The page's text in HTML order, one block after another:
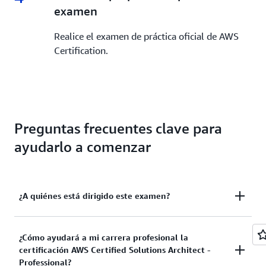
examen
Realice el examen de práctica oficial de AWS
Certification.
Preguntas frecuentes clave para
ayudarlo a comenzar
¿A quiénes está dirigido este examen?
recomendada previa a la realización de este examen
es de 2 o más años de experiencia en el uso de los
¿Cómo ayudará a mi carrera profesional la
certificación AWS Certified Solutions Architect -
Professional?